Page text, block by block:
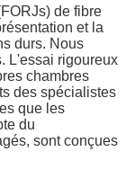
de fibre
et la
durs. Nous
L'essai rigoureux
chambres
des spécialistes
que les
du
sont conçues